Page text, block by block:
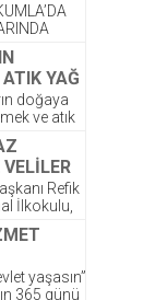
NA AITYAĞ
doğaya
ve atık
Refik
İlkokulu,
yaşasın”
365 günü